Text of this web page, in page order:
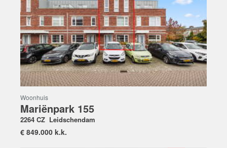
Woonhuis
Mariënpark 155
2264 CZ Leidschendam
€ 849.000 k.k.